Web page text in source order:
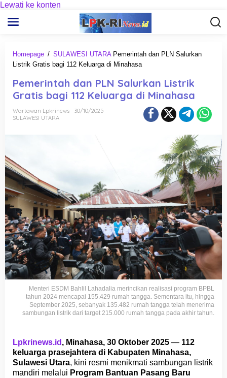
Lewati ke konten
Homepage / SULAWESI UTARA Pemerintah dan PLN Salurkan
Listrik Gratis bagi 112 Keluarga di Minahasa
Pemerintah dan PLN Salurkan Listrik
Gratis bagi 112 Keluarga di Minahasa
Wartawan Lpkrinews
30/10/2025
SULAWESI UTARA
Menteri ESDM Bahlil Lahadalia merincikan realisasi program BPBL
tahun 2024 mencapai 155.429 rumah tangga. Sementara itu, hingga
September 2025, sebanyak 135.482 rumah tangga telah menerima
sambungan listrik dari target 215.000 rumah tangga pada akhir tahun.
Lpkrinews.id , Minahasa, 30 Oktober 2025 — 112
keluarga prasejahtera di Kabupaten Minahasa,
Sulawesi Utara, kini resmi menikmati sambungan listrik
mandiri melalui Program Bantuan Pasang Baru